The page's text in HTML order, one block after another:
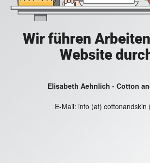
Wir führen
Website
Elisabeth Aehnlich - Cotton
E-Mail: info (at) cottonandskin